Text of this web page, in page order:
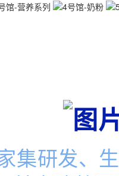
集研发、